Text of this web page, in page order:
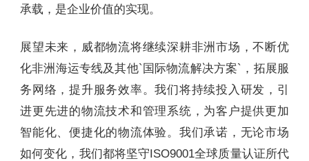
承载，是企业价值的实现。
展望未来，威都物流将继续深耕非洲市场，不断优
化非洲海运专线及其他`国际物流解决方案`，拓展服
务网络，提升服务效率。我们将持续投入研发，引
进更先进的物流技术和管理系统，为客户提供更加
智能化、便捷化的物流体验。我们承诺，无论市场
如何变化，我们都将坚守ISO9001全球质量认证所代